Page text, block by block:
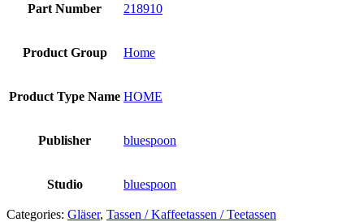
Part Number 218910
Product Group Home
Product Type Name HOME
Publisher bluespoon
Studio bluespoon
Categories: Gläser, Tassen / Kaffeetassen / Teetassen